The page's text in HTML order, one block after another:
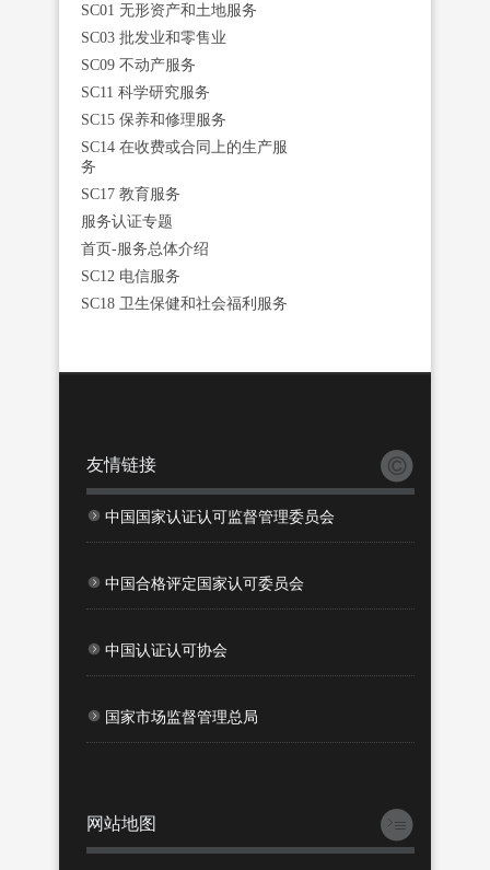
SC01 无形资产和土地服务
SC03 批发业和零售业
SC09 不动产服务
SC11 科学研究服务
SC15 保养和修理服务
SC14 在收费或合同上的生产服
务
SC17 教育服务
服务认证专题
首页-服务总体介绍
SC12 电信服务
SC18 卫生保健和社会福利服务
友情链接
中国国家认证认可监督管理委员会
中国合格评定国家认可委员会
中国认证认可协会
国家市场监督管理总局
网站地图